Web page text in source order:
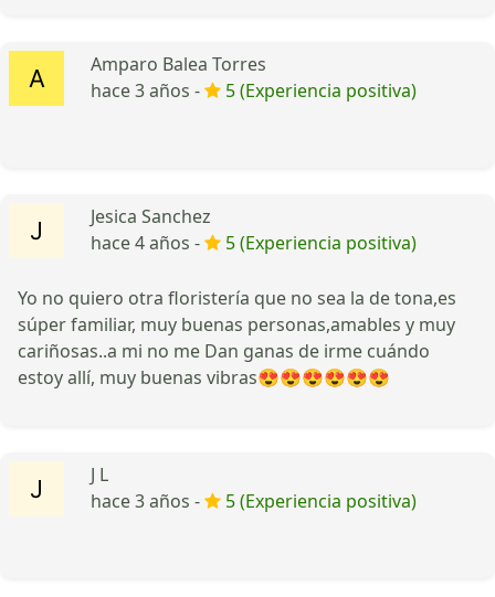
Amparo Balea Torres
hace 3 años -
5 (Experiencia positiva)
Jesica Sanchez
hace 4 años -
5 (Experiencia positiva)
Yo no quiero otra floristería que no sea la de tona,es
súper familiar, muy buenas personas,amables y muy
cariñosas..a mi no me Dan ganas de irme cuándo
estoy allí, muy buenas vibras😍😍😍😍😍😍
J L
hace 3 años -
5 (Experiencia positiva)